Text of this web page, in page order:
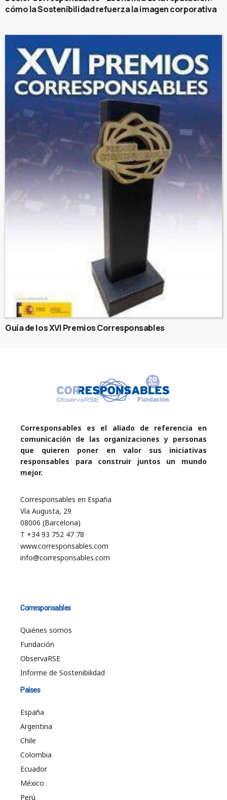
cómo la Sostenibilidad refuerza la imagen corporativa
Guía de los XVI Premios Corresponsables
Corresponsables es el aliado de referencia en
comunicación de las organizaciones y personas
que quieren poner en valor sus iniciativas
responsables para construir juntos un mundo
mejor.
Corresponsables en España
Vía Augusta, 29
08006 (Barcelona)
T +34 93 752 47 78
www.corresponsables.com
info@corresponsables.com
Corresponsables
Quiénes somos
Fundación
ObservaRSE
Informe de Sostenibilidad
Países
España
Argentina
Chile
Colombia
Ecuador
México
Perú